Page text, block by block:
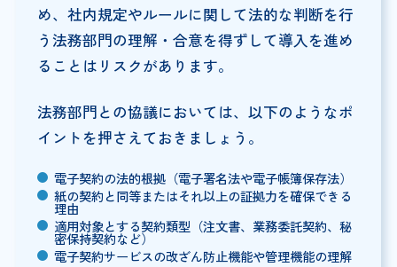
め、社内規定やルールに関して法的な判断を行
う法務部門の理解・合意を得ずして導入を進め
ることはリスクがあります。
法務部門との協議においては、以下のようなポ
イントを押さえておきましょう。
電子契約の法的根拠（電子署名法や電子帳簿保存法）
紙の契約と同等またはそれ以上の証拠力を確保できる
理由
適用対象とする契約類型（注文書、業務委託契約、秘
密保持契約など）
電子契約サービスの改ざん防止機能や管理機能の理解